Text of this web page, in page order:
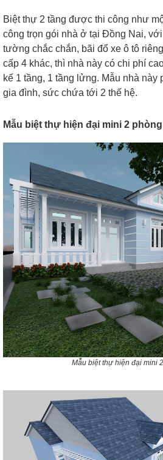
Biệt thự 2 tầng được thi công như
công trọn gói nhà ở tại Đồng Nai,
tường chắc chắn, bãi đổ xe ô tô
cấp 4 khác, thì nhà này có chi phí
kế 1 tầng, 1 tầng lửng. Mẫu nhà
gia đình, sức chứa tới 2 thế hệ.
Mẫu biệt thự hiện đại mini 2
Mẫu biệt thự hiện đại mini